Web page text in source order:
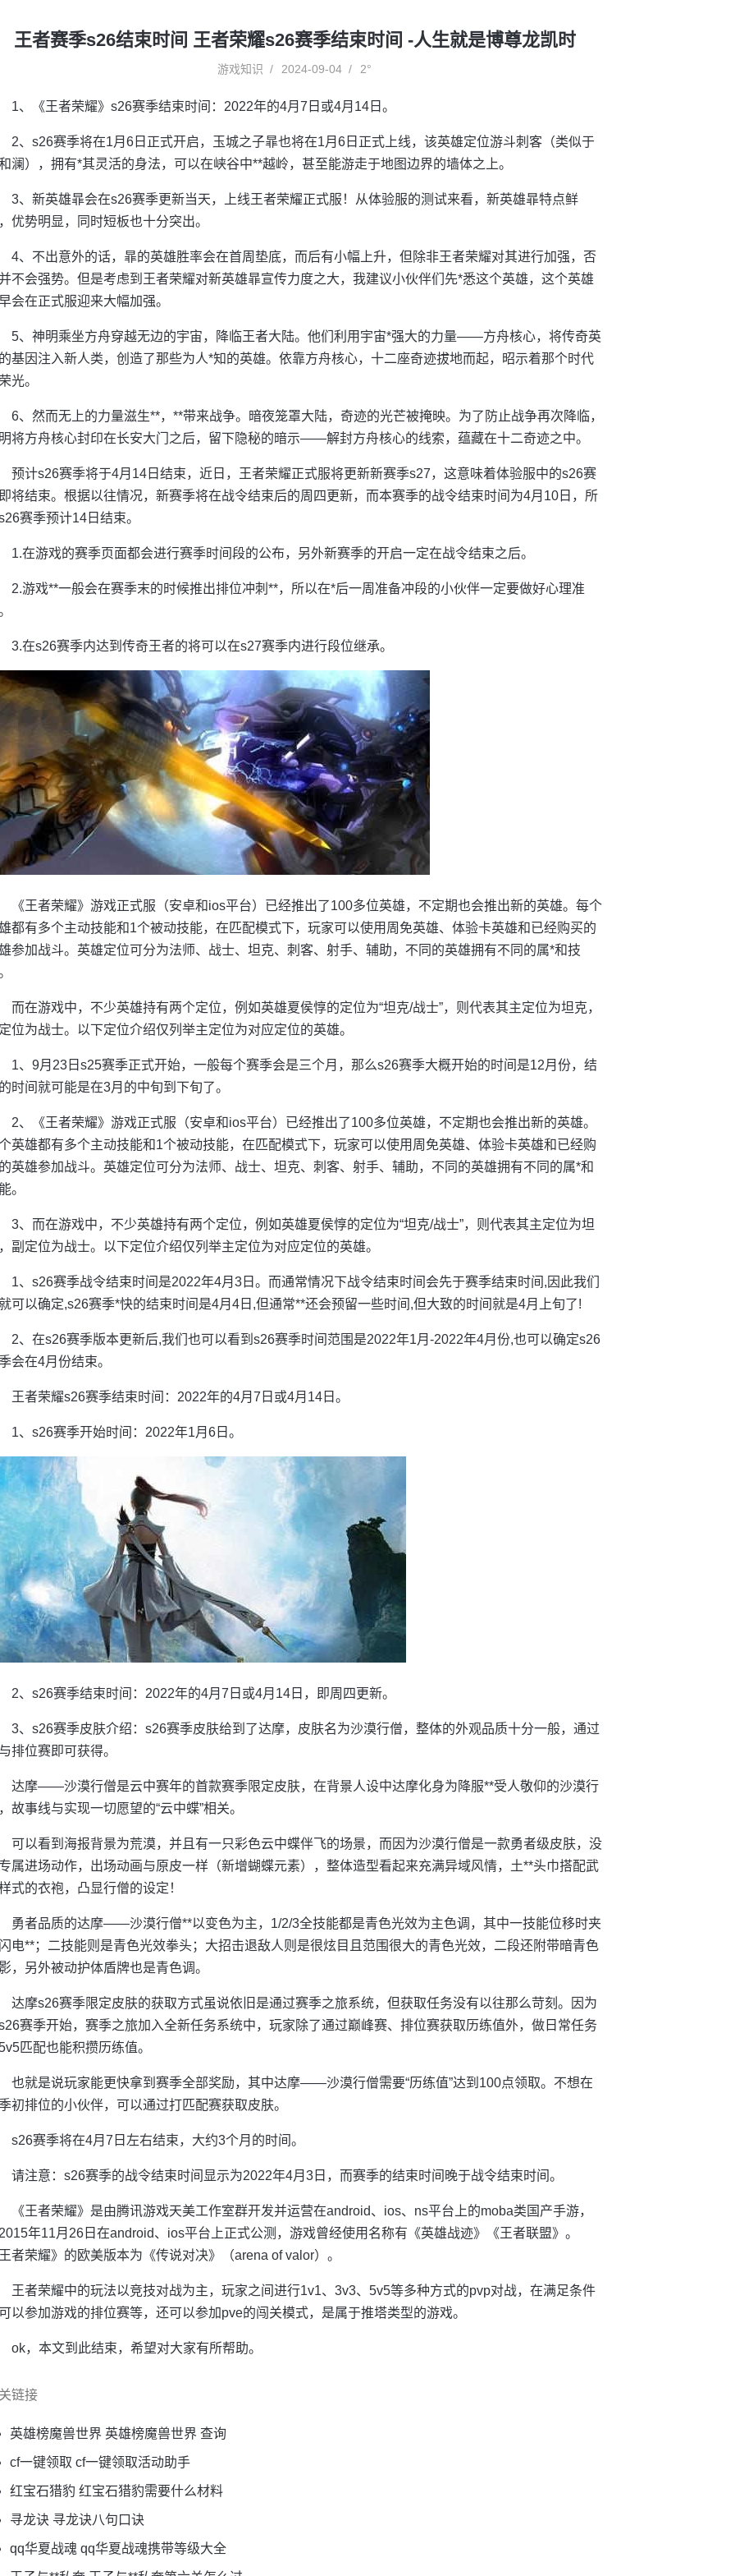
王者赛季s26结束时间 王者荣耀s26赛季结束时间 -人生就是博尊龙凯时
游戏知识 2024-09-04 2°
1、《王者荣耀》s26赛季结束时间：2022年的4月7日或4月14日。
2、s26赛季将在1月6日正式开启，玉城之子暃也将在1月6日正式上线，该英雄定位游斗刺客（类似于
澜），拥有*其灵活的身法，可以在峡谷中**越岭，甚至能游走于地图边界的墙体之上。
3、新英雄暃会在s26赛季更新当天，上线王者荣耀正式服！从体验服的测试来看，新英雄暃特点鲜
优势明显，同时短板也十分突出。
4、不出意外的话，暃的英雄胜率会在首周垫底，而后有小幅上升，但除非王者荣耀对其进行加强，否
不会强势。但是考虑到王者荣耀对新英雄暃宣传力度之大，我建议小伙伴们先*悉这个英雄，这个英雄
会在正式服迎来大幅加强。
5、神明乘坐方舟穿越无边的宇宙，降临王者大陆。他们利用宇宙*强大的力量——方舟核心，将传奇英
基因注入新人类，创造了那些为人*知的英雄。依靠方舟核心，十二座奇迹拔地而起，昭示着那个时代
光。
6、然而无上的力量滋生**，**带来战争。暗夜笼罩大陆，奇迹的光芒被掩映。为了防止战争再次降临，
将方舟核心封印在长安大门之后，留下隐秘的暗示——解封方舟核心的线索，蕴藏在十二奇迹之中。
预计s26赛季将于4月14日结束，近日，王者荣耀正式服将更新新赛季s27，这意味着体验服中的s26赛
将结束。根据以往情况，新赛季将在战令结束后的周四更新，而本赛季的战令结束时间为4月10日，所
赛季预计14日结束。
1.在游戏的赛季页面都会进行赛季时间段的公布，另外新赛季的开启一定在战令结束之后。
2.游戏**一般会在赛季末的时候推出排位冲刺**，所以在*后一周准备冲段的小伙伴一定要做好心理准
3.在s26赛季内达到传奇王者的将可以在s27赛季内进行段位继承。
《王者荣耀》游戏正式服（安卓和ios平台）已经推出了100多位英雄，不定期也会推出新的英雄。每个
都有多个主动技能和1个被动技能，在匹配模式下，玩家可以使用周免英雄、体验卡英雄和已经购买的
参加战斗。英雄定位可分为法师、战士、坦克、刺客、射手、辅助，不同的英雄拥有不同的属*和技
而在游戏中，不少英雄持有两个定位，例如英雄夏侯惇的定位为“坦克/战士”，则代表其主定位为坦克，
位为战士。以下定位介绍仅列举主定位为对应定位的英雄。
1、9月23日s25赛季正式开始，一般每个赛季会是三个月，那么s26赛季大概开始的时间是12月份，结
时间就可能是在3月的中旬到下旬了。
2、《王者荣耀》游戏正式服（安卓和ios平台）已经推出了100多位英雄，不定期也会推出新的英雄。
英雄都有多个主动技能和1个被动技能，在匹配模式下，玩家可以使用周免英雄、体验卡英雄和已经购
英雄参加战斗。英雄定位可分为法师、战士、坦克、刺客、射手、辅助，不同的英雄拥有不同的属*和
。
3、而在游戏中，不少英雄持有两个定位，例如英雄夏侯惇的定位为“坦克/战士”，则代表其主定位为坦
副定位为战士。以下定位介绍仅列举主定位为对应定位的英雄。
1、s26赛季战令结束时间是2022年4月3日。而通常情况下战令结束时间会先于赛季结束时间,因此我们
可以确定,s26赛季*快的结束时间是4月4日,但通常**还会预留一些时间,但大致的时间就是4月上旬了!
2、在s26赛季版本更新后,我们也可以看到s26赛季时间范围是2022年1月-2022年4月份,也可以确定s26
会在4月份结束。
王者荣耀s26赛季结束时间：2022年的4月7日或4月14日。
1、s26赛季开始时间：2022年1月6日。
2、s26赛季结束时间：2022年的4月7日或4月14日，即周四更新。
3、s26赛季皮肤介绍：s26赛季皮肤给到了达摩，皮肤名为沙漠行僧，整体的外观品质十分一般，通过
排位赛即可获得。
达摩——沙漠行僧是云中赛年的首款赛季限定皮肤，在背景人设中达摩化身为降服**受人敬仰的沙漠行
故事线与实现一切愿望的“云中蝶”相关。
可以看到海报背景为荒漠，并且有一只彩色云中蝶伴飞的场景，而因为沙漠行僧是一款勇者级皮肤，没
属进场动作，出场动画与原皮一样（新增蝴蝶元素），整体造型看起来充满异域风情，土**头巾搭配武
式的衣袍，凸显行僧的设定！
勇者品质的达摩——沙漠行僧**以变色为主，1/2/3全技能都是青色光效为主色调，其中一技能位移时夹
电**；二技能则是青色光效拳头；大招击退敌人则是很炫目且范围很大的青色光效，二段还附带暗青色
，另外被动护体盾牌也是青色调。
达摩s26赛季限定皮肤的获取方式虽说依旧是通过赛季之旅系统，但获取任务没有以往那么苛刻。因为
赛季开始，赛季之旅加入全新任务系统中，玩家除了通过巅峰赛、排位赛获取历练值外，做日常任务
匹配也能积攒历练值。
也就是说玩家能更快拿到赛季全部奖励，其中达摩——沙漠行僧需要“历练值”达到100点领取。不想在
初排位的小伙伴，可以通过打匹配赛获取皮肤。
s26赛季将在4月7日左右结束，大约3个月的时间。
请注意：s26赛季的战令结束时间显示为2022年4月3日，而赛季的结束时间晚于战令结束时间。
《王者荣耀》是由腾讯游戏天美工作室群开发并运营在android、ios、ns平台上的moba类国产手游，
年11月26日在android、ios平台上正式公测，游戏曾经使用名称有《英雄战迹》《王者联盟》。
者荣耀》的欧美版本为《传说对决》（arena of valor）。
王者荣耀中的玩法以竞技对战为主，玩家之间进行1v1、3v3、5v5等多种方式的pvp对战，在满足条件
以参加游戏的排位赛等，还可以参加pve的闯关模式，是属于推塔类型的游戏。
ok，本文到此结束，希望对大家有所帮助。
链接
英雄榜魔兽世界 英雄榜魔兽世界 查询
cf一键领取 cf一键领取活动助手
红宝石猎豹 红宝石猎豹需要什么材料
寻龙诀 寻龙诀八句口诀
qq华夏战魂 qq华夏战魂携带等级大全